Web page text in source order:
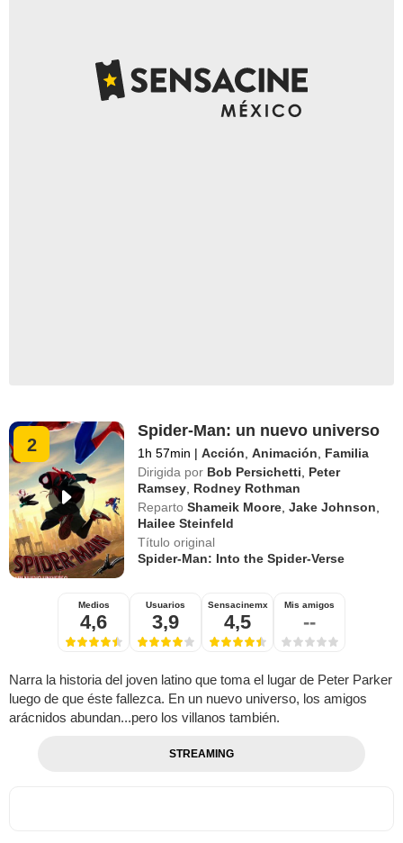
2
Spider-Man: un nuevo universo
1h 57min | Acción ,Animación
Familia
Dirigida por Bob Persichetti
Peter
Ramsey Rodney Rothman
Reparto Shameik Moore ,Jake Johnson
Hailee Steinfeld
Título original
Spider-Man: Into the Spider-Verse
Medios
4,6
Usuarios
3,9
Sensacinemx
4,5
Mis amigos
--
Narra la historia del joven latino que toma el lugar de Peter Parker
luego de que éste fallezca. En un nuevo universo, los amigos
arácnidos abundan...pero los villanos también.
STREAMING